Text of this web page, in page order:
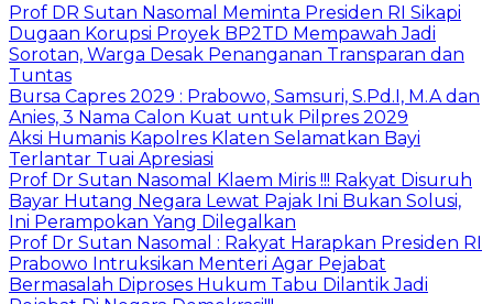
Prof DR Sutan Nasomal Meminta Presiden RI Sikapi
Dugaan Korupsi Proyek BP2TD Mempawah Jadi
Sorotan, Warga Desak Penanganan Transparan dan
Tuntas
Bursa Capres 2029 : Prabowo, Samsuri, S.Pd.I, M.A dan
Anies, 3 Nama Calon Kuat untuk Pilpres 2029
Aksi Humanis Kapolres Klaten Selamatkan Bayi
Terlantar Tuai Apresiasi
Prof Dr Sutan Nasomal Klaem Miris !!! Rakyat Disuruh
Bayar Hutang Negara Lewat Pajak Ini Bukan Solusi,
Ini Perampokan Yang Dilegalkan
Prof Dr Sutan Nasomal : Rakyat Harapkan Presiden RI
Prabowo Intruksikan Menteri Agar Pejabat
Bermasalah Diproses Hukum Tabu Dilantik Jadi